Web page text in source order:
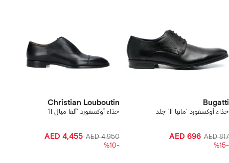
Bugatti
حذاء أوكسفورد 'ماتيا ll' جلد
AED 817
AED 696
-%15
Christian Louboutin
حذاء أوكسفورد 'ألفا ميال ll'
AED 4,950
AED 4,455
-%10